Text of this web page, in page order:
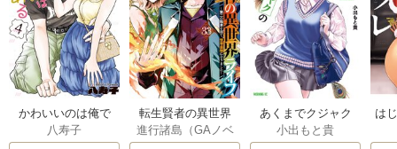
かわいいのは俺で
ある 4巻
八寿子
転生賢者の異世界
ライフ～第二の職
進行諸島（GAノベ
あくまでクジャク
の話です。 8巻
小出もと貴
は